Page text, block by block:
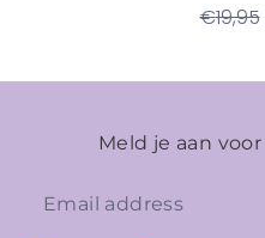
€19,95
Meld je aan